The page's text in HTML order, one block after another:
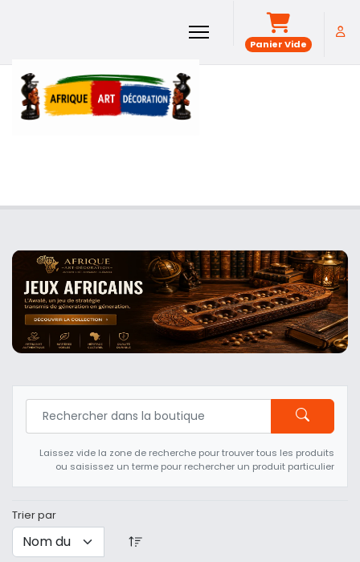
Panier Vide
Laissez vide la zone de recherche pour trouver tous les produits
ou saisissez un terme pour rechercher un produit particulier
Trier par